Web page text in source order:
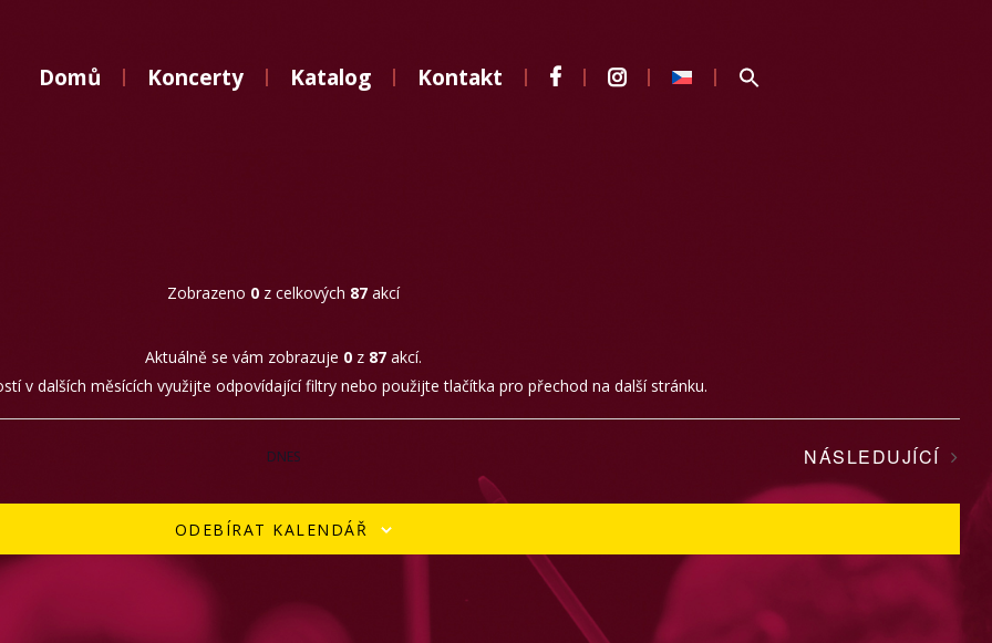
Domů Koncerty Katalog Kontakt
Koncerty
Zobrazeno 0 z celkových 87 akcí
Aktuálně se vám zobrazuje 0 z 87 akcí.
v dalších měsících využijte odpovídající filtry nebo použijte tlačítka pro přechod na další stránku.
DNES
NÁSLEDUJÍCÍ
ODEBÍRAT KALENDÁŘ